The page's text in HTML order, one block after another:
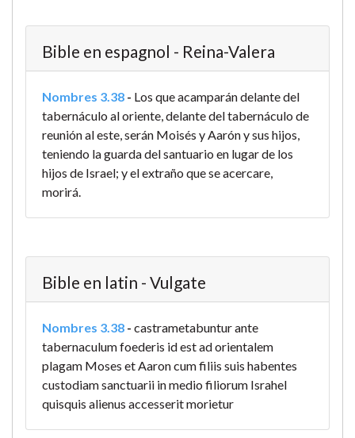
Bible en espagnol - Reina-Valera
Nombres 3.38 - Los que acamparán delante del
tabernáculo al oriente, delante del tabernáculo de
reunión al este, serán Moisés y Aarón y sus hijos,
teniendo la guarda del santuario en lugar de los
hijos de Israel; y el extraño que se acercare,
morirá.
Bible en latin - Vulgate
Nombres 3.38 - castrametabuntur ante
tabernaculum foederis id est ad orientalem
plagam Moses et Aaron cum filiis suis habentes
custodiam sanctuarii in medio filiorum Israhel
quisquis alienus accesserit morietur